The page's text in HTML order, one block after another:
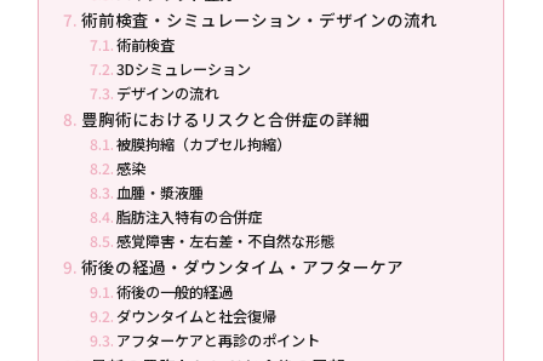
術前検査・シミュレーション・デザインの流れ
術前検査
3Dシミュレーション
デザインの流れ
豊胸術におけるリスクと合併症の詳細
被膜拘縮（カプセル拘縮）
感染
血腫・漿液腫
脂肪注入特有の合併症
感覚障害・左右差・不自然な形態
術後の経過・ダウンタイム・アフターケア
術後の一般的経過
ダウンタイムと社会復帰
アフターケアと再診のポイント